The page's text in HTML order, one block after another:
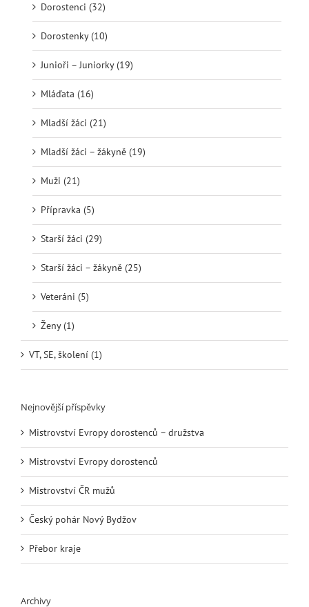
Dorostenci (32)
Dorostenky (10)
Junioři – Juniorky (19)
Mláďata (16)
Mladší žáci (21)
Mladší žáci – žákyně (19)
Muži (21)
Přípravka (5)
Starší žáci (29)
Starší žáci – žákyně (25)
Veteráni (5)
Ženy (1)
VT, SE, školení (1)
Nejnovější příspěvky
Mistrovství Evropy dorostenců – družstva
Mistrovství Evropy dorostenců
Mistrovství ČR mužů
Český pohár Nový Bydžov
Přebor kraje
Archivy